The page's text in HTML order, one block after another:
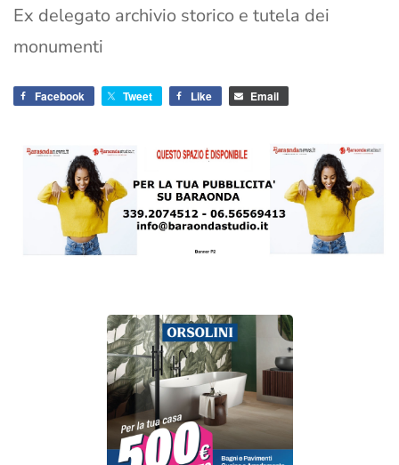
Ex delegato archivio storico e tutela dei
monumenti
Facebook Tweet Like Email